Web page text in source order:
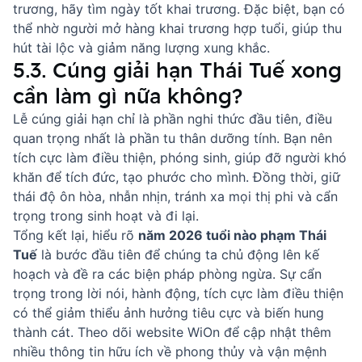
trương, hãy tìm ngày tốt khai trương. Đặc biệt, bạn có
thể nhờ người mở hàng khai trương hợp tuổi, giúp thu
hút tài lộc và giảm năng lượng xung khắc.
5.3. Cúng giải hạn Thái Tuế xong
cần làm gì nữa không?
Lễ cúng giải hạn chỉ là phần nghi thức đầu tiên, điều
quan trọng nhất là phần tu thân dưỡng tính. Bạn nên
tích cực làm điều thiện, phóng sinh, giúp đỡ người khó
khăn để tích đức, tạo phước cho mình. Đồng thời, giữ
thái độ ôn hòa, nhẫn nhịn, tránh xa mọi thị phi và cẩn
trọng trong sinh hoạt và đi lại.
Tổng kết lại, hiểu rõ năm 2026 tuổi nào phạm Thái
Tuế là bước đầu tiên để chúng ta chủ động lên kế
hoạch và đề ra các biện pháp phòng ngừa. Sự cẩn
trọng trong lời nói, hành động, tích cực làm điều thiện
có thể giảm thiểu ảnh hưởng tiêu cực và biến hung
thành cát. Theo dõi website WiOn để cập nhật thêm
nhiều thông tin hữu ích về phong thủy và vận mệnh